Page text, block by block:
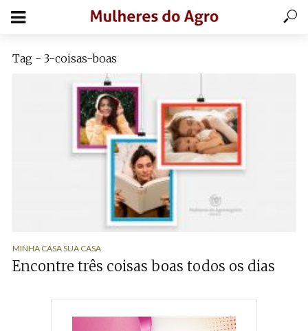
Tag - 3-coisas-boas
MINHA CASA SUA CASA
Encontre três coisas boas todos os dias